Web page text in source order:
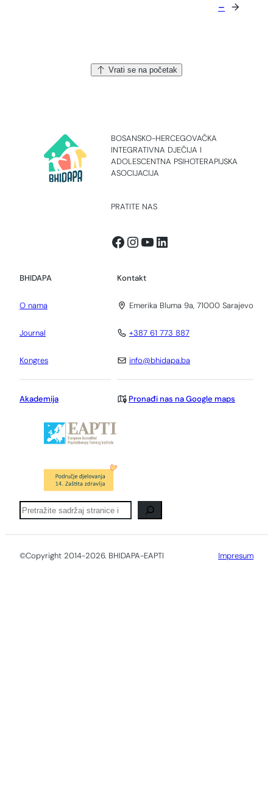
– →
Vrati se na početak
BOSANSKO-HERCEGOVAČKA
INTEGRATIVNA DJEČIJA I
ADOLESCENTNA PSIHOTERAPIJSKA
ASOCIJACIJA
PRATITE NAS
Facebook
Instagram
YouTube
LinkedIn
BHIDAPA
O nama
Journal
Kongres
Akademija
Kontakt
Emerika Bluma 9a, 71000 Sarajevo
+387 61 773 887
info@bhidapa.ba
Pronađi nas na Google maps
Pretraga
©Copyright 2014-2026. BHIDAPA-EAPTI Impresum